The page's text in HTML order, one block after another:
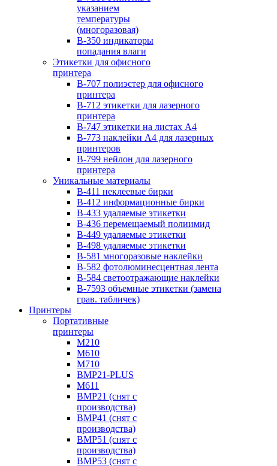
указанием
температуры
(многоразовая)
B-350 индикаторы
попадания влаги
Этикетки для офисного
принтера
B-707 полиэстер для офисного
принтера
B-712 этикетки для лазерного
принтера
B-747 этикетки на листах А4
B-773 наклейки А4 для лазерных
принтеров
B-799 нейлон для лазерного
принтера
Уникальные материалы
B-411 неклеевые бирки
B-412 информационные бирки
B-433 удаляемые этикетки
B-436 перемещаемый полиимид
B-449 удаляемые этикетки
B-498 удаляемые этикетки
B-581 многоразовые наклейки
B-582 фотолюминесцентная лента
B-584 cветоотражающие наклейки
B-7593 объемные этикетки (замена
грав. табличек)
Принтеры
Портативные
принтеры
M210
M610
M710
BMP21-PLUS
М611
BMP21 (снят с
производства)
BMP41 (снят с
производства)
BMP51 (снят с
производства)
BMP53 (снят с